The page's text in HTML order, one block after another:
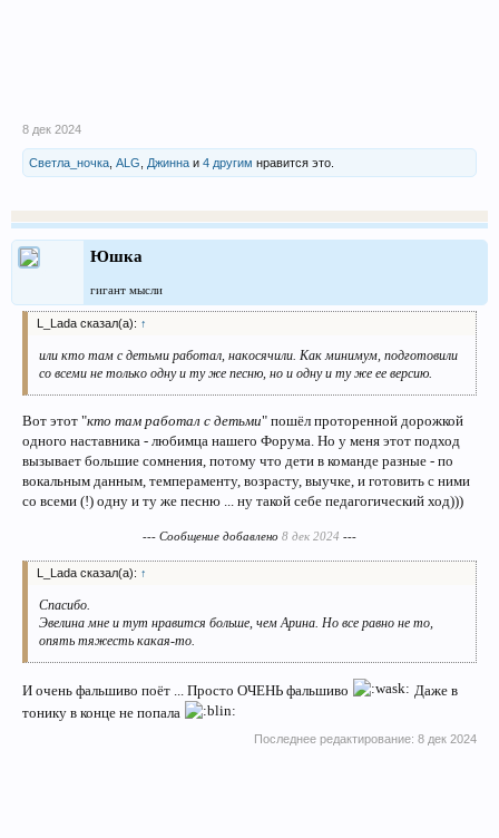
8 дек 2024
Светла_ночка ALG Джинна и 4 другим нравится это.
Юшка
гигант мысли
L_Lada сказал(а): ↑
или кто там с детьми работал, накосячили. Как минимум, подготовили
со всеми не только одну и ту же песню, но и одну и ту же ее версию.
Вот этот "кто там работал с детьми" пошёл проторенной дорожкой
одного наставника - любимца нашего Форума. Но у меня этот подход
вызывает большие сомнения, потому что дети в команде разные - по
вокальным данным, темпераменту, возрасту, выучке, и готовить с ними
со всеми (!) одну и ту же песню ... ну такой себе педагогический ход)))
--- Сообщение добавлено 8 дек 2024 ---
L_Lada сказал(а): ↑
Спасибо.
Эвелина мне и тут нравится больше, чем Арина. Но все равно не то,
опять тяжесть какая-то.
И очень фальшиво поёт ... Просто ОЧЕНЬ фальшиво
Даже в
тонику в конце не попала
Последнее редактирование: 8 дек 2024